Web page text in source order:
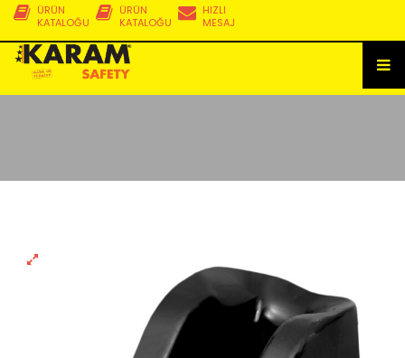
HIZLI
MESAJ
ÜRÜN
KATALOĞU
ÜRÜN
KATALOĞU